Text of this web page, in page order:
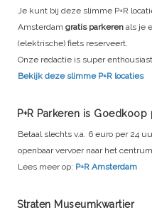
Je kunt bij deze slimme P+R
Amsterdam gratis parkeren als je
(elektrische) fiets reserveert.
Onze redactie is super enthousiast.
Bekijk deze slimme P+R locaties
P+R Parkeren is
Betaal slechts v.a. 6 euro per 24
openbaar vervoer naar het
Lees meer op: P+R Amsterdam
Straten Museumkwartier